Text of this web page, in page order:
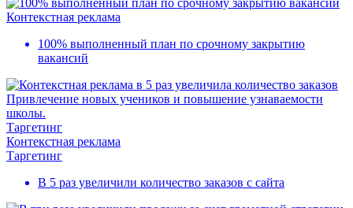
Контекстная реклама
100% выполненный план по срочному закрытию
вакансий
Привлечение новых учеников и повышение узнаваемости
школы.
Таргетинг
Контекстная реклама
Таргетинг
В 5 раз увеличили количество заказов с сайта